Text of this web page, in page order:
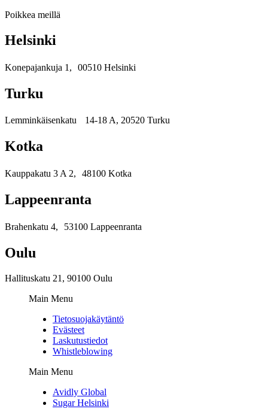
Poikkea meillä
Helsinki
Konepajankuja 1, 00510 Helsinki
Turku
Lemminkäisenkatu 14-18 A, 20520 Turku
Kotka
Kauppakatu 3 A 2, 48100 Kotka
Lappeenranta
Brahenkatu 4, 53100 Lappeenranta
Oulu
Hallituskatu 21, 90100 Oulu
Main Menu
Tietosuojakäytäntö
Evästeet
Laskutustiedot
Whistleblowing
Main Menu
Avidly Global
Sugar Helsinki